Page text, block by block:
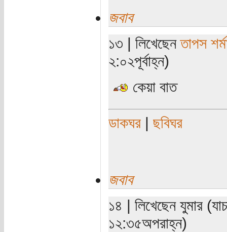
জবাব
১৩ | লিখেছেনতাপস
২:০২পূর্বাহ্ন)
কেয়া বাত
ডাকঘর| ছবিঘর
জবাব
১৪ | লিখেছেন যুমার
১২:৩৫অপরাহ্ন)